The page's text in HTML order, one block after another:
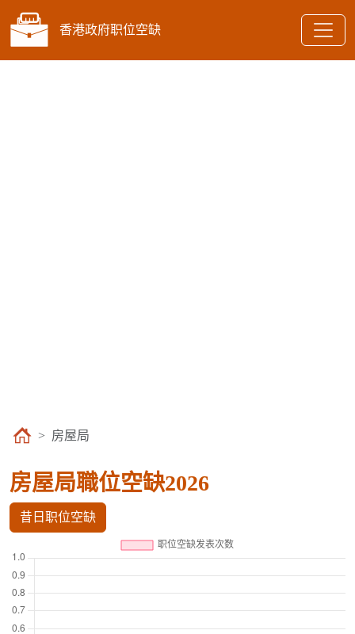
香港政府职位空缺
房屋局
房屋局職位空缺2026
昔日职位空缺